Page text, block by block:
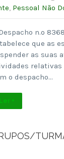
, Pessoal Não
n.º
que as
as suas
relativas
o despacho…
Ler +